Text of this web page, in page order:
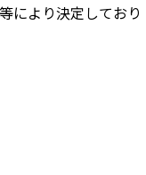
により決定しており